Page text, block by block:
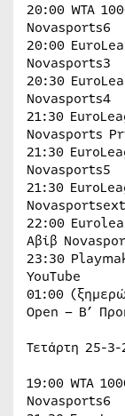
20:00 WTA
Novasports6
20:00
Novasports3
20:30
Novasports4
21:30
Novasports
21:30
Novasports5
21:30
22:00
Αβίβ
23:30
YouTube
01:00
Open – Β’
Τετάρτη 25-3-
19:00 WTA
Novasports6